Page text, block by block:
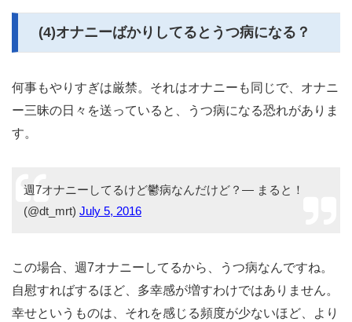
(4)オナニーばかりしてるとうつ病になる？
何事もやりすぎは厳禁。それはオナニーも同じで、オナニ
ー三昧の日々を送っていると、うつ病になる恐れがありま
す。
週7オナニーしてるけど鬱病なんだけど？— まると！
(@dt_mrt) July 5, 2016
この場合、週7オナニーしてるから、うつ病なんですね。
自慰すればするほど、多幸感が増すわけではありません。
幸せというものは、それを感じる頻度が少ないほど、より